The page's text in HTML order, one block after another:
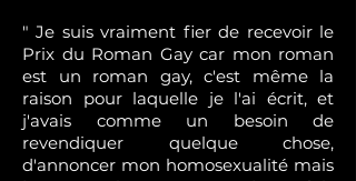
" Je suis vraiment fier de recevoir le
Prix du Roman Gay car mon roman
est un roman gay, c'est même la
raison pour laquelle je l'ai écrit, et
j'avais comme un besoin de
revendiquer quelque chose,
d'annoncer mon homosexualité mais